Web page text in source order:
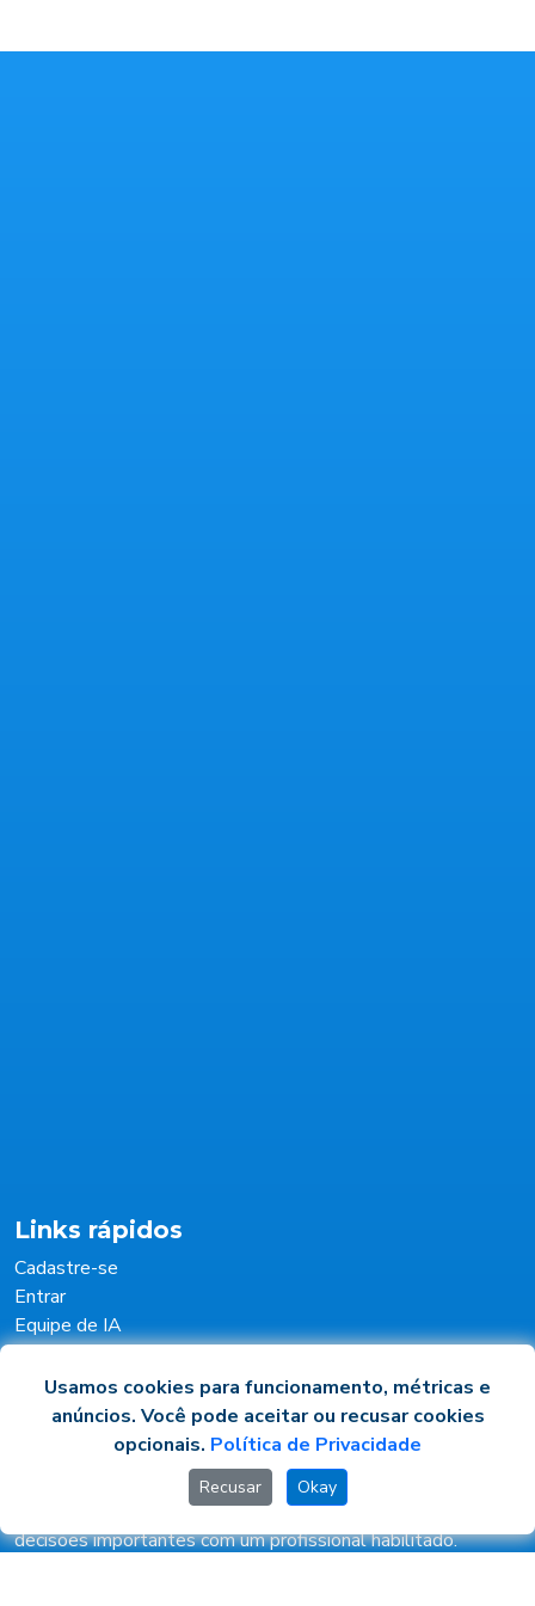
Links rápidos
Cadastre-se
Entrar
Equipe de IA
Informações
Política de Privacidade
Termos e Condições
IAEquipePro — orientação por inteligência artificial. Valide
decisões importantes com um profissional habilitado.
Usamos cookies para funcionamento, métricas e
anúncios. Você pode aceitar ou recusar cookies
opcionais. Política de Privacidade
Recusar Okay